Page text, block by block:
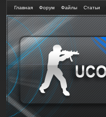
Главная Форум Файлы Статьи